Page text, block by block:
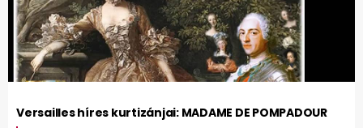
Versailles híres kurtizánjai: MADAME DE POMPADOUR